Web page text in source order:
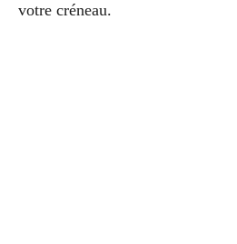
votre créneau.